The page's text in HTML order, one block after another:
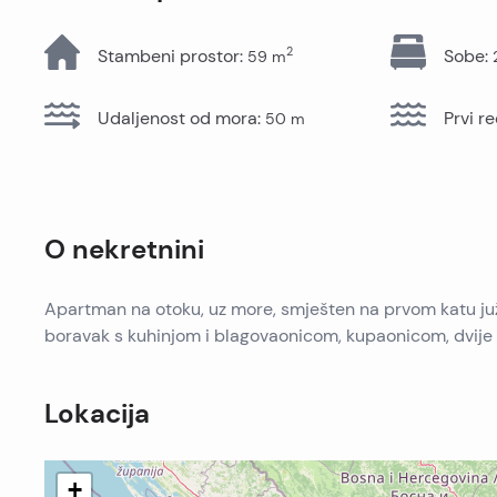
Stambeni prostor: 59 m2 Sobe:
Udaljenost od mora: 50 m Prvi
O nekretnini
Apartman na otoku, uz more, smješten na prvom katu
boravak s kuhinjom i blagovaonicom, kupaonicom,
Lokacija
+